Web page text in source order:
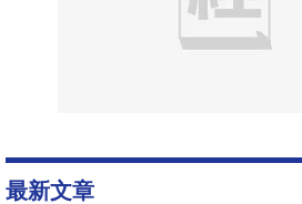
最新文章